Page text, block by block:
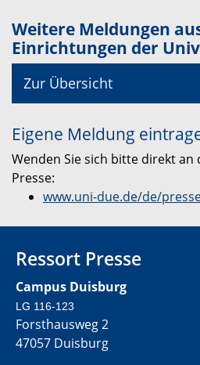
Weitere Meldungen
Einrichtungen der
Zur Übersicht
Eigene Meldung
Wenden Sie sich bitte direkt an
Presse:
www.uni-due.de/de/
Ressort Presse
Campus Duisburg
LG 116-123
Forsthausweg 2
47057 Duisburg